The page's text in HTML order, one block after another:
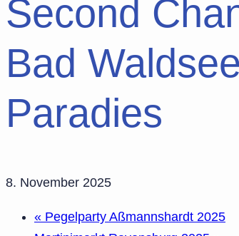
Second
Bad
Paradies
8. November 2025
« Pegelparty Aßmannshardt 2025